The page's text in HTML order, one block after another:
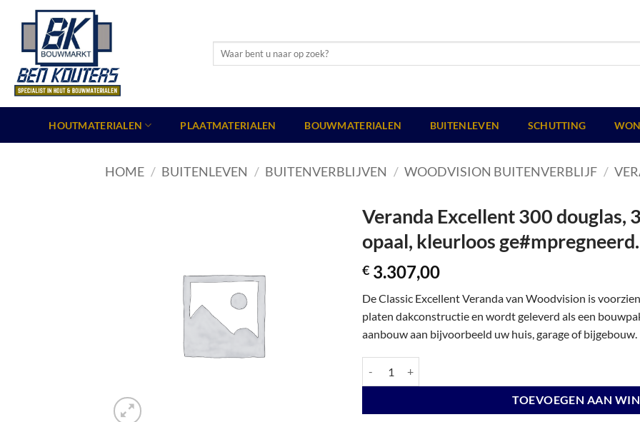
Zoeken
HOUTMATERIALEN PLAATMATERIALEN BOUWMATERIALEN BUITENLEVEN SCHUTTING
HOME / BUITENLEVEN / BUITENVERBLIJVEN / WOODVISION BUITENVERBLIJF /
Veranda Excellent 300 douglas,
opaal, kleurloos ge#mpregneerd.
€ 3.307,00
De Classic Excellent Veranda van Woodvision is
platen dakconstructie en wordt geleverd als een
aanbouw aan bijvoorbeeld uw huis, garage of bijgebouw.
TOEVOEGEN AAN